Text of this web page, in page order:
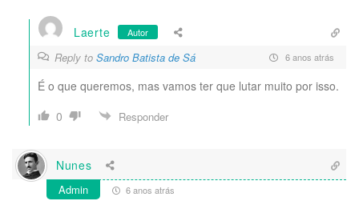
Laerte Autor
Reply to Sandro Batista de Sá 6 anos atrás
É o que queremos, mas vamos ter que lutar muito por isso.
0
Responder
Nunes
Admin 6 anos atrás